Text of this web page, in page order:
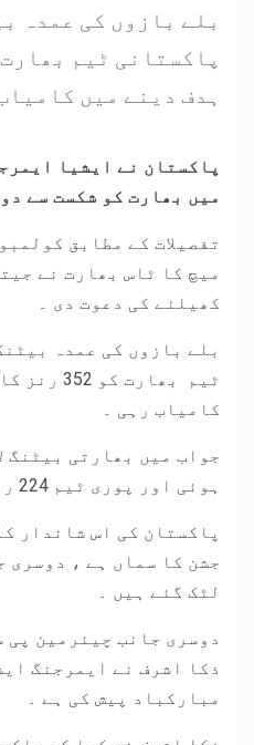
بلے بازوں کی عمدہ
ہدف دینے میں
میں بھارت کو شکست سے
تفصیلات کے مطابق
میچ کا ٹاس بھارت نے
کھیلنے کی دعوت دی ۔
بلے بازوں کی عمدہ
ٹیم
کامیاب رہی ۔
جواب میں بھارتی بیٹنگ
ہوئی اور پوری ٹیم 224 رنز بنا کر آئوٹ ہوگئی۔
پاکستان کی اس شاندار
جشن کا سماں ہے ، دوسری
لٹک گئے ہیں ۔
دوسری جانب چیئرمین پی
ذکا اشرف نے ایمرجنگ
مبارکباد پیش کی ہے ۔